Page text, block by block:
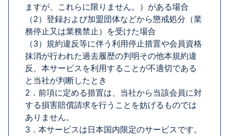
ますが、これらに限りません。）がある場合
（2）登録および加盟団体などから懲戒処分（業
務停止又は業務禁止）を受けた場合
（3）規約違反等に伴う利用停止措置や会員資格
抹消が行われた過去履歴の判明その他本規約違
反、本サービスを利用することが不適切である
と当社が判断したとき
2．前項に定める措置は、当社から当該会員に対
する損害賠償請求を行うことを妨げるものでは
ありません。
3．本サービスは日本国内限定のサービスです。